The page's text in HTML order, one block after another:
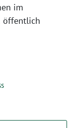
im
öffentlich